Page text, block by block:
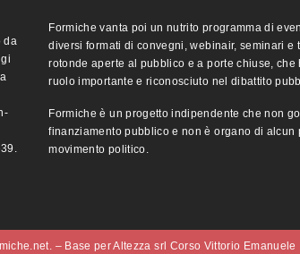
da
Formiche vanta poi un nutrito programma di
diversi formati di convegni, webinair, seminari e
rotonde aperte al pubblico e a porte chiuse, che
ruolo importante e riconosciuto nel dibattito
Formiche è un progetto indipendente che non
finanziamento pubblico e non è organo di alcun
movimento politico.
– Base per Altezza srl Corso Vittorio Emanuele